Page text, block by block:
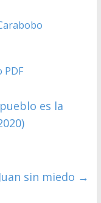
PDF
es la
Juan sin miedo →